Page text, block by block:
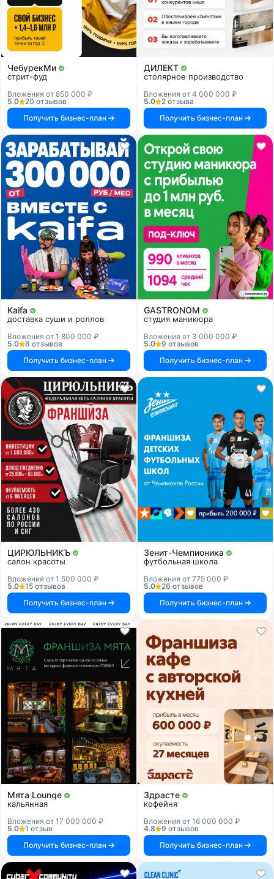
ЧебурекМи
стрит-фуд
Вложения от 850 000 ₽
5.0
20 отзывов
Получить бизнес-план
ДИЛЕКТ
столярное производство
Вложения от 4 000 000 ₽
5.0
2 отзыва
Получить бизнес-план
Kaifa
доставка суши и роллов
Вложения от 1 800 000 ₽
5.0
8 отзывов
Получить бизнес-план
GASTRONOM
студия маникюра
Вложения от 3 000 000 ₽
5.0
9 отзывов
Получить бизнес-план
ЦИРЮЛЬНИКЪ
салон красоты
Вложения от 1 500 000 ₽
5.0
15 отзывов
Получить бизнес-план
Зенит-Чемпионика
футбольная школа
Вложения от 775 000 ₽
5.0
26 отзывов
Получить бизнес-план
Мята Lounge
кальянная
Вложения от 17 000 000 ₽
5.0
1 отзыв
Получить бизнес-план
Здрасте
кофейня
Вложения от 16 000 000 ₽
4.8
9 отзывов
Получить бизнес-план